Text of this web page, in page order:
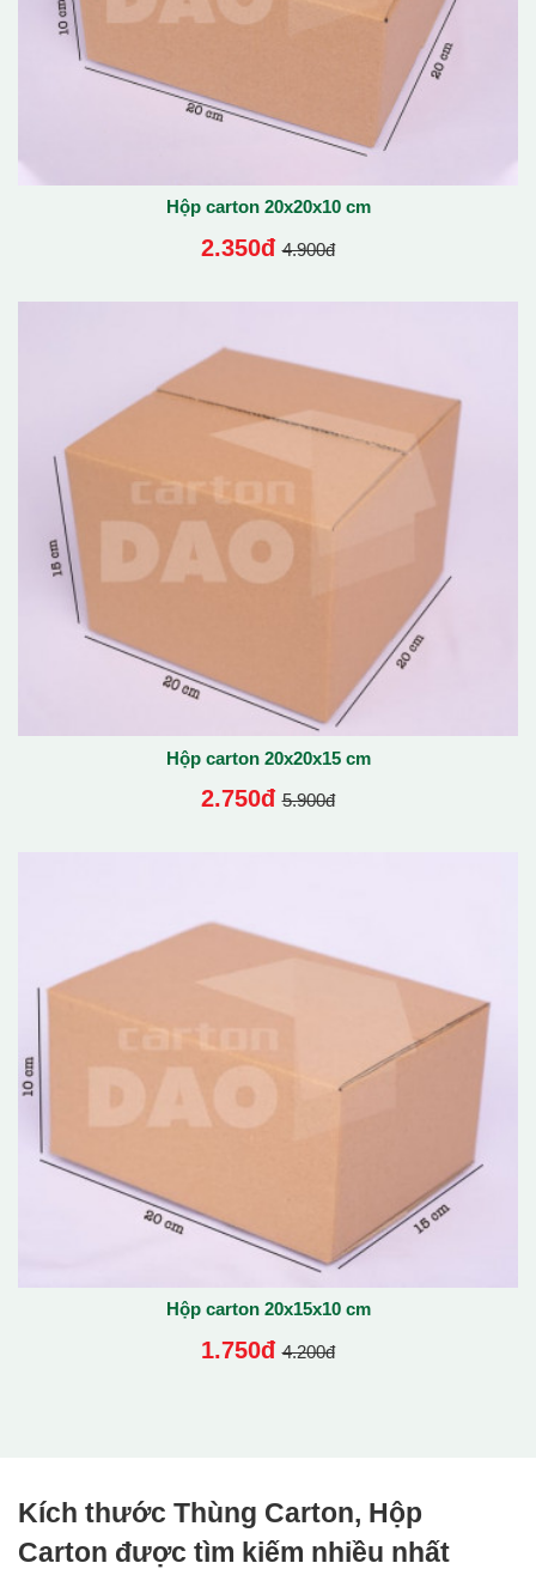
Hộp carton 20x20x10 cm
2.350đ 4.900đ
Hộp carton 20x20x15 cm
2.750đ 5.900đ
Hộp carton 20x15x10 cm
1.750đ 4.200đ
Kích thước Thùng Carton, Hộp
Carton được tìm kiếm nhiều nhất